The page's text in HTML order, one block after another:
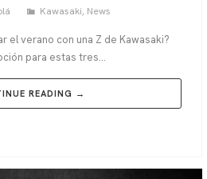
Kawasaki, News
el verano con una Z de Kawasaki?
para estas tres...
READING →